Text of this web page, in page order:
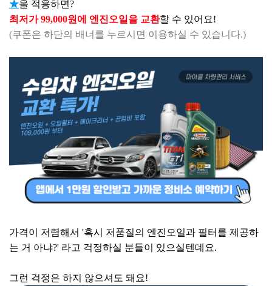
★을 적용하면?
최저가 99,000원에 엔진오일을 교환할 수 있어요!
(쿠폰은 하단의 배너를 누르시면 이용하실 수 있습니다.)
가격이 저렴해서 '혹시 저품질의 엔진오일과 필터를 제공하
는 거 아냐?' 라고 걱정하실 분들이 있으실텐데요.
그런 걱정은 하지 않으셔도 돼요!